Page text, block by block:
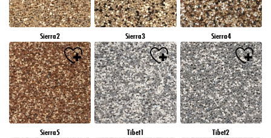
Sierra2 Sierra3 Sierra4
Sierra5 Tibet1 Tibet2